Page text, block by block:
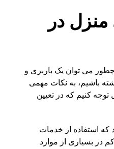
در
چطور می توان یک باربری و
باشیم، به نکات مهمی
کنیم که در تعیین
که استفاده از خدمات
در بسیاری از موارد